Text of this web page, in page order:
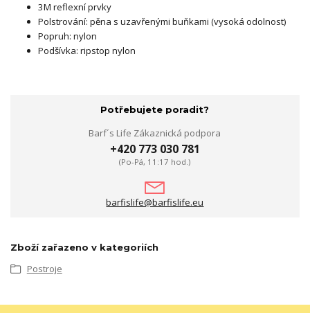
3M reflexní prvky
Polstrování: pěna s uzavřenými buňkami (vysoká odolnost)
Popruh: nylon
Podšívka: ripstop nylon
Potřebujete poradit?
Barf´s Life Zákaznická podpora
+420 773 030 781
(Po-Pá, 11:17 hod.)
barfislife@barfislife.eu
Zboží zařazeno v kategoriích
Postroje